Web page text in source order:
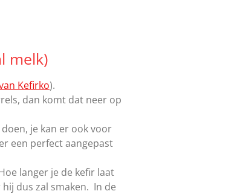
melk)
Kefirko).
dan komt dat neer op
je kan er ook voor
een perfect aangepast
langer je de kefir laat
dus zal smaken. In de